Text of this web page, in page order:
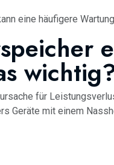
eine häufigere
für
Geräte mit einem